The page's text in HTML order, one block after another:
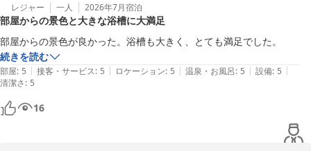
たようで何よりでございます。
まる11602577様のまたのご利用を心よりお待ちしております。
リーガロイヤルホテル小倉　お客様サービス担当支配人
リーガロイヤルホテル小倉
レジャー 一人 2026年7月宿泊
部屋からの景色と大きな浴槽に大満足
部屋からの景色が良かった。浴槽も大きく、とても満足でした。
続きを読む
部屋: 5 | 接客・サービス: 5 | ロケーション: 5 | 温泉・お風呂: 5 | 設備: 5 |
清潔さ: 5
16